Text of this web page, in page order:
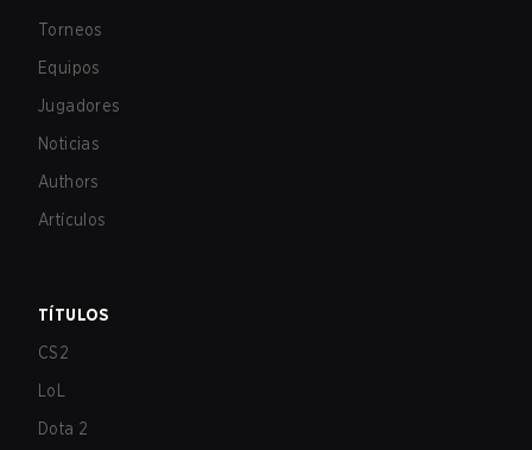
Torneos
Equipos
Jugadores
Noticias
Authors
Artículos
TÍTULOS
CS2
LoL
Dota 2